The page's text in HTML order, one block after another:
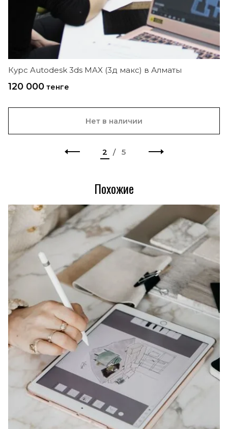
Курс Autodesk 3ds MAX (3д макс) в Алматы
120 000 тенге
Нет в наличии
2 / 5
Похожие